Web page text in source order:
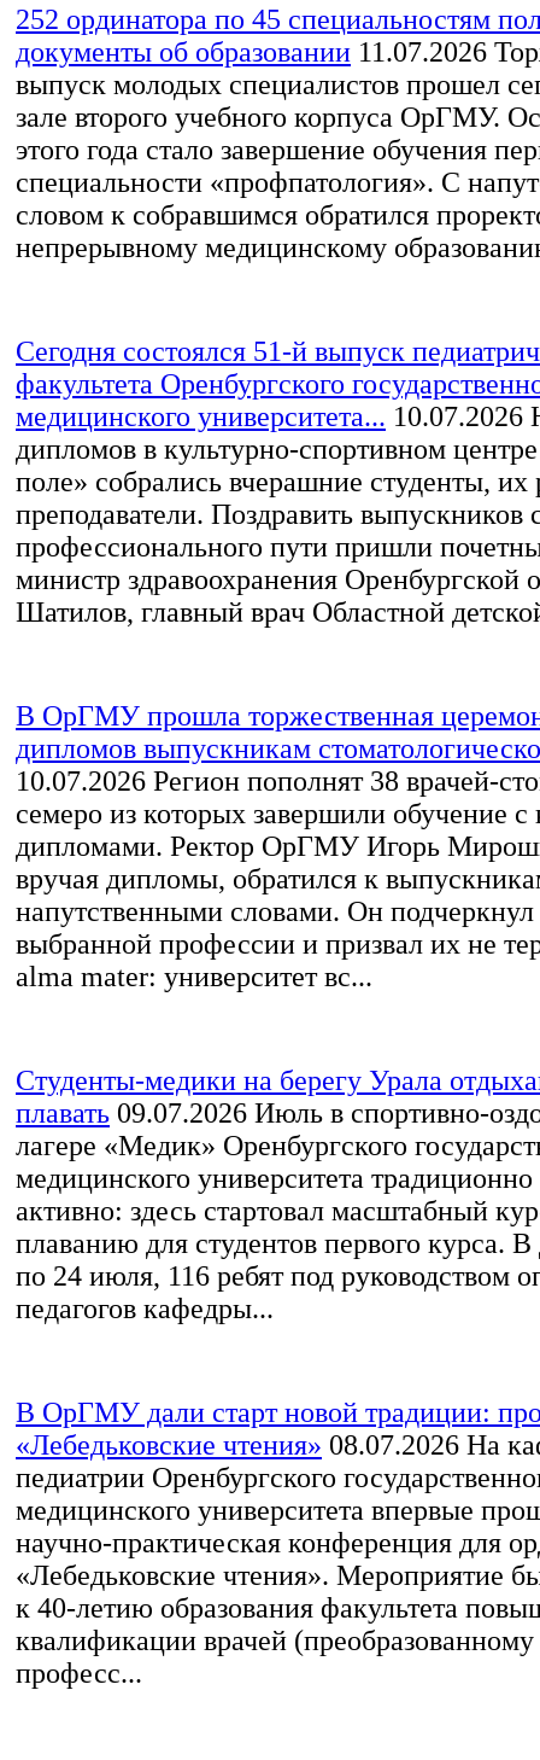
252 ординатора по 45 специальностям
документы об образовании 11.07.2026
выпуск молодых специалистов прошел
зале второго учебного корпуса ОрГМУ.
этого года стало завершение обучения
специальности «профпатология». С
словом к собравшимся обратился
непрерывному медицинскому
Сегодня состоялся 51-й выпуск
факультета Оренбургского
медицинского университета... 10.07.2026
дипломов в культурно-спортивном
поле» собрались вчерашние студенты, их
преподаватели. Поздравить выпускников
профессионального пути пришли
министр здравоохранения Оренбургской
Шатилов, главный врач Областной
В ОрГМУ прошла торжественная
дипломов выпускникам
10.07.2026 Регион пополнят 38
семеро из которых завершили обучение
дипломами. Ректор ОрГМУ Игорь
вручая дипломы, обратился к
напутственными словами. Он подчеркнул
выбранной профессии и призвал их не
alma mater: университет вс...
Студенты‑медики на берегу Урала
плавать 09.07.2026 Июль в спортивно-
лагере «Медик» Оренбургского
медицинского университета традиционно
активно: здесь стартовал масштабный
плаванию для студентов первого курса.
по 24 июля, 116 ребят под руководством
педагогов кафедры...
В ОрГМУ дали старт новой традиции:
«Лебедьковские чтения» 08.07.2026 На
педиатрии Оренбургского
медицинского университета впервые
научно‑практическая конференция для
«Лебедьковские чтения». Мероприятие
к 40-летию образования факультета
квалификации врачей
професс...